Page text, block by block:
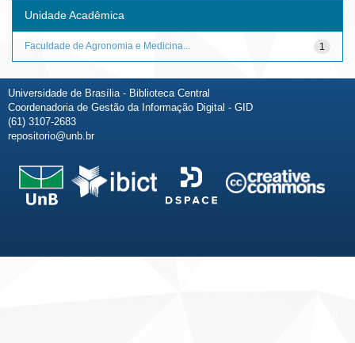
Unidade Acadêmica
1
Faculdade de Agronomia e Medicina...
Universidade de Brasília - Biblioteca Central
Coordenadoria de Gestão da Informação Digital - GID
(61) 3107-2683
repositorio@unb.br